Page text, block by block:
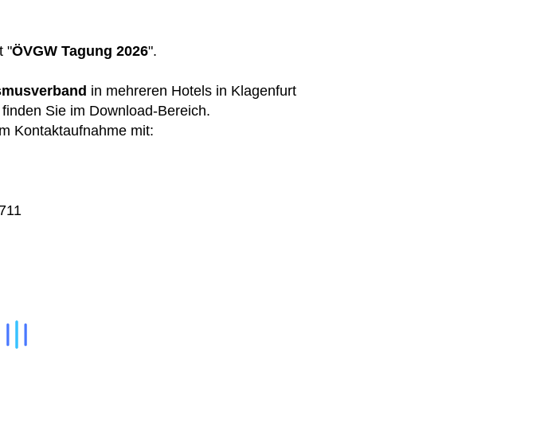
"ÖVGW Tagung 2026".
in mehreren Hotels in Klagenfurt
Sie im Download-Bereich.
Kontaktaufnahme mit: